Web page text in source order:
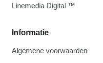
Informatie
Algemene voorwaarden
Linemedia Digital ™